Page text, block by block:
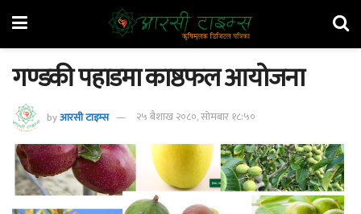
गण्डकी पहाडमा काष्ठफल आयोजना
byआरसी टाइम्स २५ बैशाख २०८०, सोमबार १८:५०